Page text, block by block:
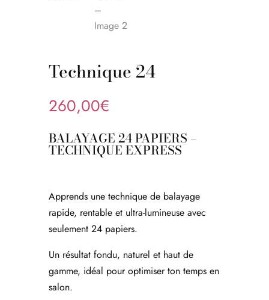
Technique 24
260,00€
BALAYAGE 24 PAPIERS –
TECHNIQUE EXPRESS
Apprends une technique de balayage
rapide, rentable et ultra-lumineuse avec
seulement 24 papiers.
Un résultat fondu, naturel et haut de
gamme, idéal pour optimiser ton temps en
salon.